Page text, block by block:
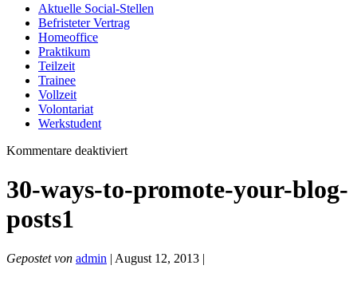
Aktuelle Social-Stellen
Befristeter Vertrag
Homeoffice
Praktikum
Teilzeit
Trainee
Vollzeit
Volontariat
Werkstudent
Kommentare deaktiviertfür
to-
promote-
30-ways-to-promote-your-blog-
posts1
Gepostet von admin | August 12, 2013 |